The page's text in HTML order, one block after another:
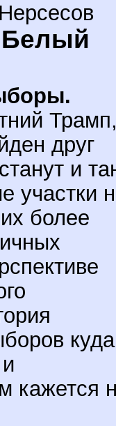
друг
и
участки
более
куда
кажется